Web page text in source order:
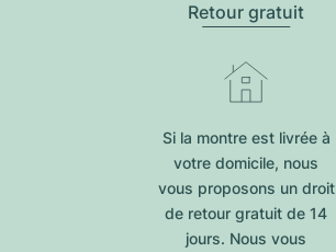
Retour gratuit
Si la montre est livrée à
votre domicile, nous
vous proposons un droit
de retour gratuit de 14
jours. Nous vous